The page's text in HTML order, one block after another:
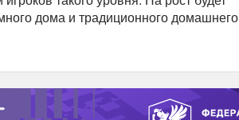
дома и традиционного домашнего